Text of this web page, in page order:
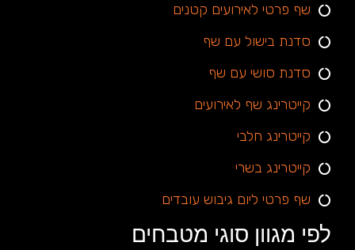
שף פרטי לאירועים קטנים
סדנת בישול עם שף
סדנת סושי עם שף
קייטרינג שף לאירועים
קייטרינג חלבי
קייטרינג בשרי
שף פרטי ליום גיבוש עובדים
לפי מגוון סוגי מטבחים